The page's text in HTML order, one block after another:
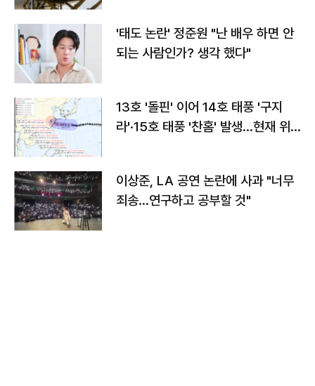
'태도 논란' 정준원 "난 배우 하면 안
되는 사람인가? 생각 했다"
13호 '돌핀' 이어 14호 태풍 '구지
라'·15호 태풍 '찬홈' 발생…현재 위
이상준, LA 공연 논란에 사과 "너무
죄송…연구하고 공부할 것"